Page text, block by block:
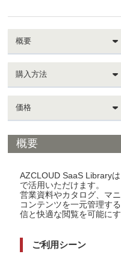
概要
購入方法
価格
概要
AZCLOUD SaaS Library
で活用いただけます。
営業資料やカタログ、マ
コンテンツを一元管理す
信と快適な閲覧を可能に
ご利用シーン